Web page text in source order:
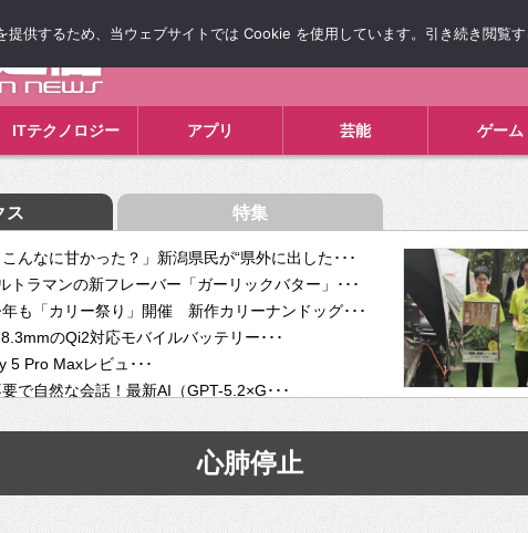
ITテクノロジー アプリ 芸能 ゲーム
ス 特集
こんなに甘かった？」新潟県民が“県外に出した･･･
トラマンの新フレーバー「ガーリックバター」･･･
も「カリー祭り」開催 新作カリーナンドッグ･･･
のQi2対応モバイルバッテリー･･･
5 Pro Maxレビュ･･･
要で自然な会話！最新AI（GPT-5.2×G･･･
生産性】VITURE Luma Ultra･･･
で突破。ジャストシステム、”自分が今話し･･･
ンは「自分で作って、想いを渡す」 TE･･･
心肺停止
提供するため、当ウェブサイトでは Cookie を使用しています。引き続き閲覧